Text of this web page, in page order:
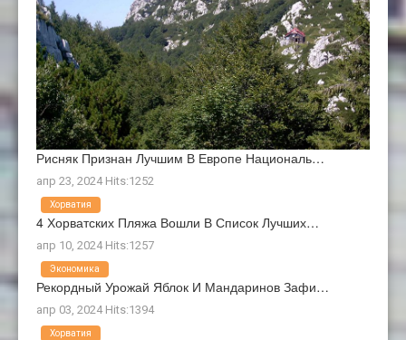
Рисняк Признан Лучшим В Европе Националь…
апр 23, 2024 Hits:1252
4 Хорватских Пляжа Вошли В Список Лучших…
апр 10, 2024 Hits:1257
Хорватия
Рекордный Урожай Яблок И Мандаринов Зафи…
апр 03, 2024 Hits:1394
Экономика
Хорватия